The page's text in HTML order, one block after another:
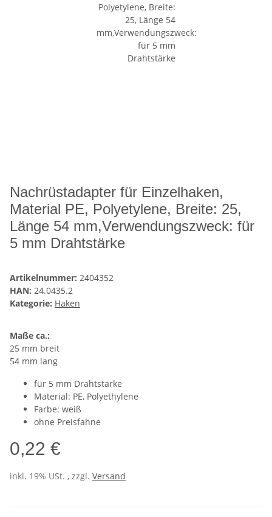
Nachrüstadapter für Einzelhaken,
Material PE, Polyetylene, Breite: 25,
Länge 54 mm,Verwendungszweck: für
5 mm Drahtstärke
Artikelnummer: 2404352
HAN: 24.0435.2
Kategorie: Haken
Maße ca.:
25 mm breit
54 mm lang
für 5 mm Drahtstärke
Material: PE, Polyethylene
Farbe: weiß
ohne Preisfahne
0,22 €
inkl. 19% USt. , zzgl. Versand